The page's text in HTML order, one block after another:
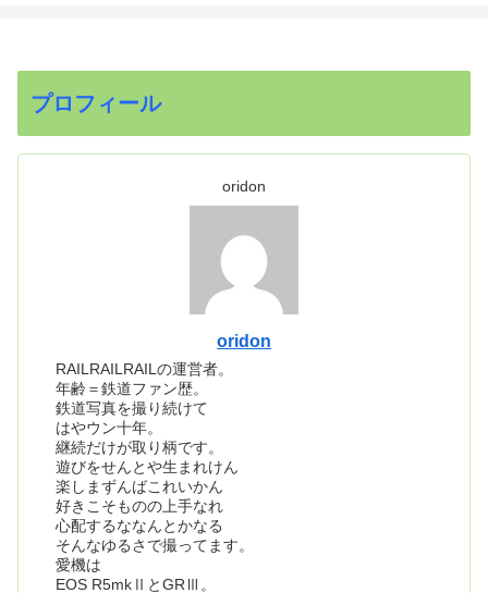
プロフィール
oridon
oridon
RAILRAILRAILの運営者。
年齢＝鉄道ファン歴。
鉄道写真を撮り続けて
はやウン十年。
継続だけが取り柄です。
遊びをせんとや生まれけん
楽しまずんばこれいかん
好きこそものの上手なれ
心配するななんとかなる
そんなゆるさで撮ってます。
愛機は
EOS R5mkⅡとGRⅢ。